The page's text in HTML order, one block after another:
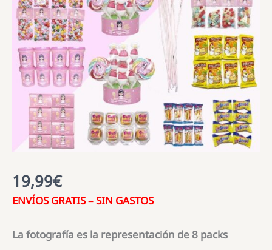
19,99€
ENVÍOS GRATIS – SIN GASTOS
La fotografía es la representación de 8 packs